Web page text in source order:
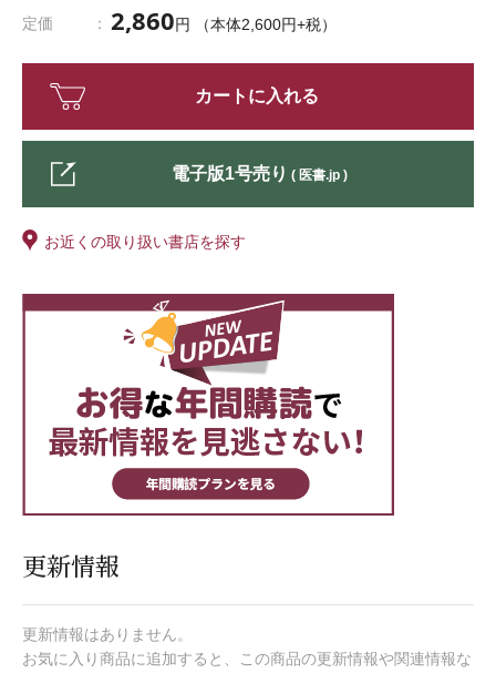
い、一歩踏み出すためのヒントをお届けします。
コンセプト学習は、既習の知識のつながりとコンセプトの関連づ
けに焦点を当てる学習方法です。現在、初等・中等教育でも徐々
に「コンセプト（概念）」に注目する動きがみられています。看
ーロードが問題となっている中、 コンセプト学習の導入は、新
たな解決の道筋といえるかもしれません。
今回は、教育学者としてコンセプト学習の研究に携わられてきた
ていただきました。
新たな学習法を模索する先生方にとって、刺激、ヒントとなれば
定価 2,860円 （本体2,600円+税）
カートに入れる
電子版1号売り ( 医書.jp )
お近くの取り扱い書店を探す
更新情報
更新情報はありません。
お気に入り商品に追加すると、この商品の更新情報や関連情報な